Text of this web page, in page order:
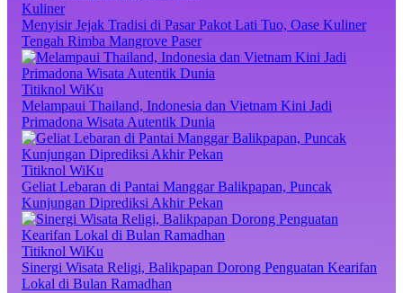
Kuliner
Menyisir Jejak Tradisi di Pasar Pakot Lati Tuo, Oase Kuliner
Tengah Rimba Mangrove Paser
Titiknol WiKu
Melampaui Thailand, Indonesia dan Vietnam Kini Jadi
Primadona Wisata Autentik Dunia
Titiknol WiKu
Geliat Lebaran di Pantai Manggar Balikpapan, Puncak
Kunjungan Diprediksi Akhir Pekan
Titiknol WiKu
Sinergi Wisata Religi, Balikpapan Dorong Penguatan Kearifan
Lokal di Bulan Ramadhan